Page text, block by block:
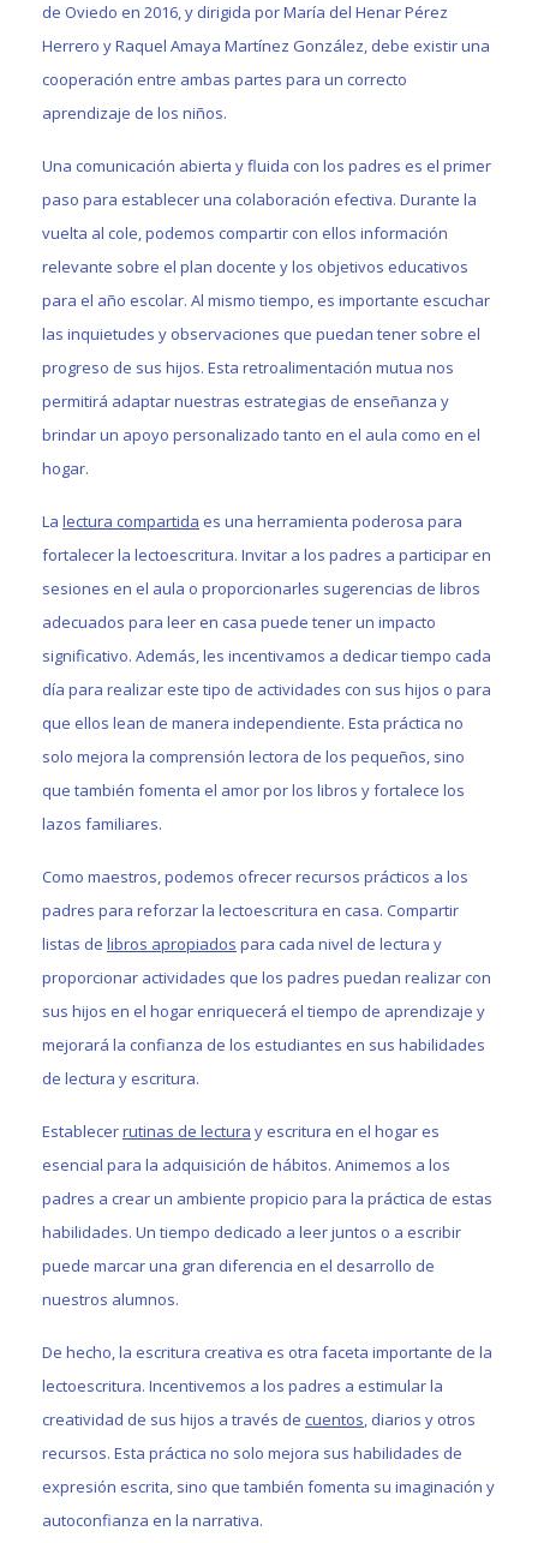
de Oviedo en 2016, y dirigida por María del Henar Pérez
Herrero y Raquel Amaya Martínez González, debe existir una
cooperación entre ambas partes para un correcto
aprendizaje de los niños.
Una comunicación abierta y fluida con los padres es el primer
paso para establecer una colaboración efectiva. Durante la
vuelta al cole, podemos compartir con ellos información
relevante sobre el plan docente y los objetivos educativos
para el año escolar. Al mismo tiempo, es importante escuchar
las inquietudes y observaciones que puedan tener sobre el
progreso de sus hijos. Esta retroalimentación mutua nos
permitirá adaptar nuestras estrategias de enseñanza y
brindar un apoyo personalizado tanto en el aula como en el
hogar.
La lectura compartida es una herramienta poderosa para
fortalecer la lectoescritura. Invitar a los padres a participar en
sesiones en el aula o proporcionarles sugerencias de libros
adecuados para leer en casa puede tener un impacto
significativo. Además, les incentivamos a dedicar tiempo cada
día para realizar este tipo de actividades con sus hijos o para
que ellos lean de manera independiente. Esta práctica no
solo mejora la comprensión lectora de los pequeños, sino
que también fomenta el amor por los libros y fortalece los
lazos familiares.
Como maestros, podemos ofrecer recursos prácticos a los
padres para reforzar la lectoescritura en casa. Compartir
listas de libros apropiados para cada nivel de lectura y
proporcionar actividades que los padres puedan realizar con
sus hijos en el hogar enriquecerá el tiempo de aprendizaje y
mejorará la confianza de los estudiantes en sus habilidades
de lectura y escritura.
Establecerrutinas de lectura y escritura en el hogar es
esencial para la adquisición de hábitos. Animemos a los
padres a crear un ambiente propicio para la práctica de estas
habilidades. Un tiempo dedicado a leer juntos o a escribir
puede marcar una gran diferencia en el desarrollo de
nuestros alumnos.
De hecho, la escritura creativa es otra faceta importante de la
lectoescritura. Incentivemos a los padres a estimular la
creatividad de sus hijos a través de cuentos, diarios y otros
recursos. Esta práctica no solo mejora sus habilidades de
expresión escrita, sino que también fomenta su imaginación y
autoconfianza en la narrativa.